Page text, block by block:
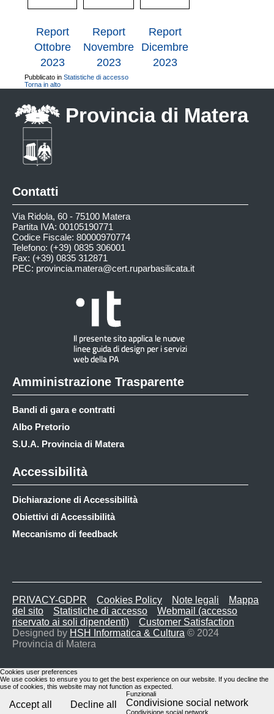
Report
Ottobre
2023
Report
Novembre
2023
Report
Dicembre
2023
Pubblicato in Statistiche di accesso
Torna in alto
Provincia di Matera
Contatti
Via Ridola, 60 - 75100 Matera
Partita IVA: 00105190771
Codice Fiscale: 80000970774
Telefono: (+39) 0835 306001
Fax: (+39) 0835 312871
PEC: provincia.matera@cert.ruparbasilicata.it
Amministrazione Trasparente
Bandi di gara e contratti
Albo Pretorio
S.U.A. Provincia di Matera
Accessibilità
Dichiarazione di Accessibilità
Obiettivi di Accessibilità
Meccanismo di feedback
PRIVACY-GDPR Cookies Policy Note legali
Mappa
del sito
Statistiche di accesso
Webmail (accesso
riservato ai soli dipendenti)
Customer Satisfaction
Designed by HSH Informatica & Cultura © 2024
Provincia di Matera
Cookies user preferences
We use cookies to ensure you to get the best experience on our website. If you decline the
use of cookies, this website may not function as expected.
Accept all Decline all
Funzionali
Condivisione social network
Condivisione social network